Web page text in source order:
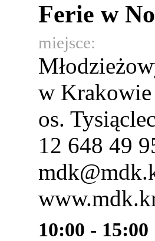
Ferie w
miejsce:
w Krakowie
os.
12 648 49
10:00 - 15:00